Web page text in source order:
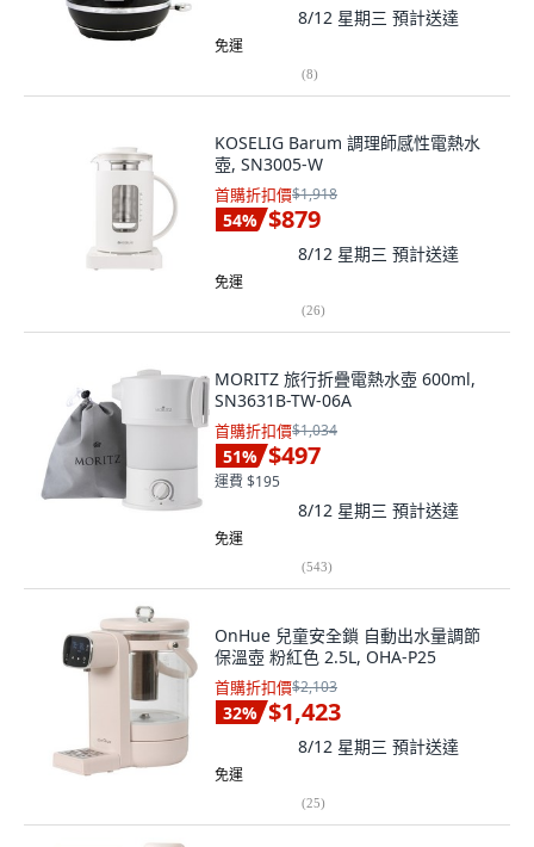
8/12 星期三 預計送達
免運
(8)
KOSELIG Barum 調理師感性電熱水
壺, SN3005-W
首購折扣價$1,918
54% $879
8/12 星期三 預計送達
免運
(26)
MORITZ 旅行折疊電熱水壺 600ml,
SN3631B-TW-06A
首購折扣價$1,034
51% $497
運費 $195
8/12 星期三 預計送達
免運
(543)
OnHue 兒童安全鎖 自動出水量調節
保溫壺 粉紅色 2.5L, OHA-P25
首購折扣價$2,103
32% $1,423
8/12 星期三 預計送達
免運
(25)